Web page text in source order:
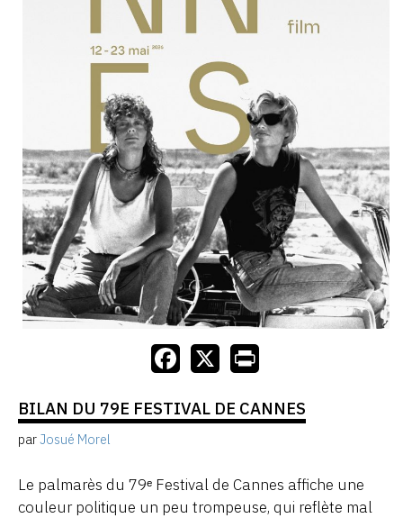
BILAN DU 79E FESTIVAL DE CANNES
parJosué Morel
Le palmarès du 79ᵉ Festival de Cannes affiche une
couleur politique un peu trompeuse, qui reflète mal